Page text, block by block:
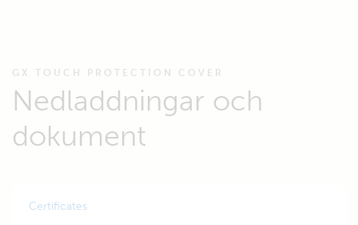
GX TOUCH PROTECTION COVER
Nedladdningar och
dokument
Certificates